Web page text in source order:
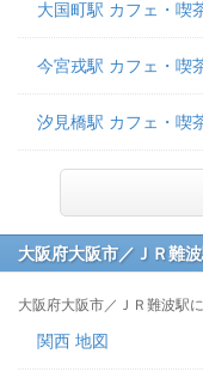
大国町駅 カフェ・喫
今宮戎駅 カフェ・喫
汐見橋駅 カフェ・喫
大阪府大阪市／ＪＲ難
大阪府大阪市／ＪＲ難波駅
関西 地図